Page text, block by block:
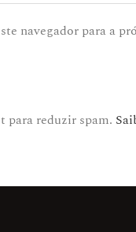
navegador para a
reduzir spam.